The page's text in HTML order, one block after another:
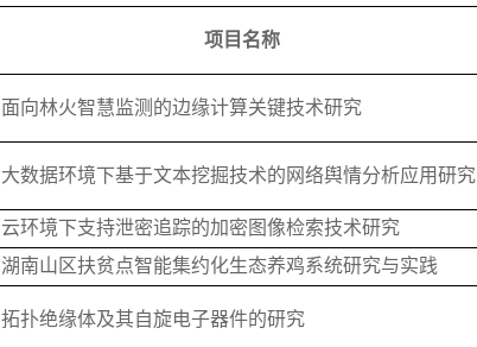
项目名称
面向林火智慧监测的边缘计算关键技术研究
大数据环境下基于文本挖掘技术的网络舆情分析应用研究
云环境下支持泄密追踪的加密图像检索技术研究
湖南山区扶贫点智能集约化生态养鸡系统研究与实践
拓扑绝缘体及其自旋电子器件的研究